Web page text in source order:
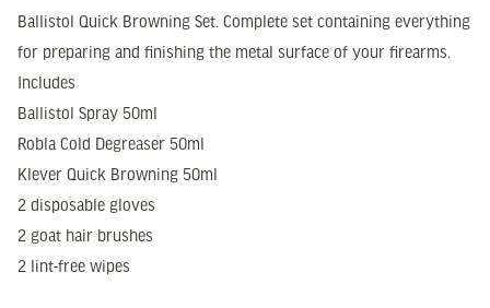
Ballistol Quick Browning Set. Complete set containing everything
for preparing and finishing the metal surface of your firearms.
Includes
Ballistol Spray 50ml
Robla Cold Degreaser 50ml
Klever Quick Browning 50ml
2 disposable gloves
2 goat hair brushes
2 lint-free wipes